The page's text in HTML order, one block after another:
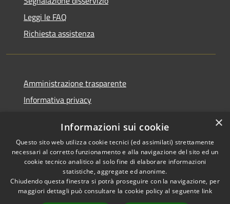
Leggi le FAQ
Richiesta assistenza
Amministrazione trasparente
Informativa privacy
Dichiarazione di accessibilità
RSS
Accessibilità
Copyright © 2026 • Comune di
Vaprio d'Adda • Powered by
×
Informazioni sui cookie
Questo sito web utilizza cookie tecnici (ed assimilati) strettamente
necessari al corretto funzionamento e alla navigazione del sito ed un
cookie tecnico analitico al solo fine di elaborare informazioni
statistiche, aggregate ed anonime.
Chiudendo questa finestra si potrà proseguire con la navigazione, per
maggiori dettagli può consultare la cookie policy al seguente link